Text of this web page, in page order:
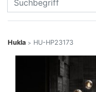
Hukla > HU-HP23173
PREMIUM
Schnell
lieferbar